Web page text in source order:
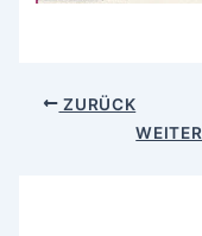
ZURÜCK
WEITER